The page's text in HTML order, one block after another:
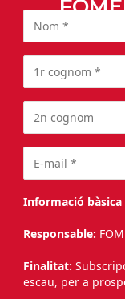
Informació
Responsable:
Finalitat:
escau, per a